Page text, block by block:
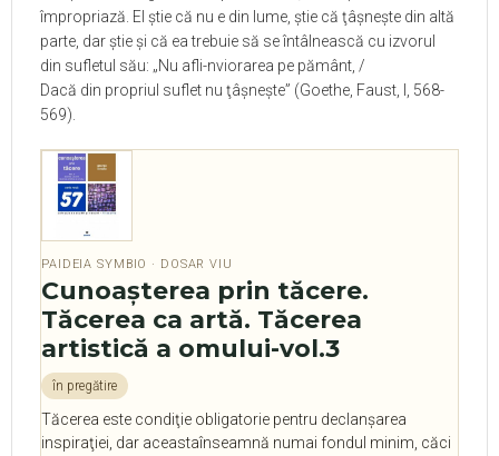
împropriază. El ştie că nu e din lume, ştie că ţâşneşte din altă
parte, dar ştie şi că ea trebuie să se întâlnească cu izvorul
din sufletul său: „Nu afli-nviorarea pe pământ, /
Dacă din propriul suflet nu ţâşneşte” (Goethe, Faust, I, 568-
569).
PAIDEIA SYMBIO · DOSAR VIU
Cunoaşterea prin tăcere.
Tăcerea ca artă. Tăcerea
artistică a omului-vol.3
în pregătire
Tăcerea este condiţie obligatorie pentru declanşarea
inspiraţiei, dar aceastaînseamnă numai fondul minim, căci